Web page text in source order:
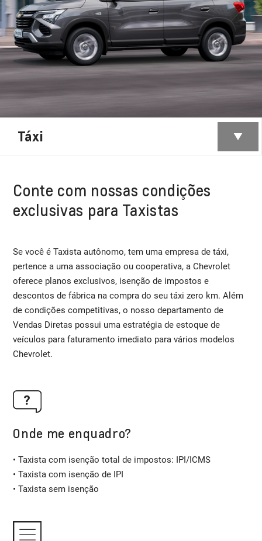
Táxi
Conte com nossas condições
exclusivas para Taxistas
Se você é Taxista autônomo, tem uma empresa de táxi,
pertence a uma associação ou cooperativa, a Chevrolet
oferece planos exclusivos, isenção de impostos e
descontos de fábrica na compra do seu táxi zero km. Além
de condições competitivas, o nosso departamento de
Vendas Diretas possui uma estratégia de estoque de
veículos para faturamento imediato para vários modelos
Chevrolet.
Onde me enquadro?
• Taxista com isenção total de impostos: IPI/ICMS
• Taxista com isenção de IPI
• Taxista sem isenção